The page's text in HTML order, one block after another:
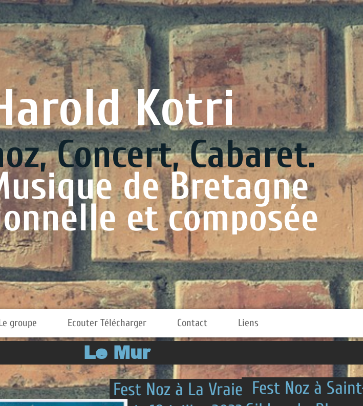
Télécharger Contact
Kotri
Cabaret.
Bretagne
et composée
Fest Noz à Saint-
Fest Noz à La Vraie